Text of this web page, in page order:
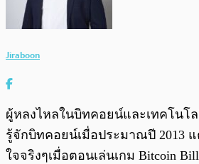
Jiraboon
ผู้หลงไหลในบิทคอยน์และเทคโนโล
รู้จักบิทคอยน์เมื่อประมาณปี 2013
ใจจริงๆเมื่อตอนเล่นเกม Bitcoin